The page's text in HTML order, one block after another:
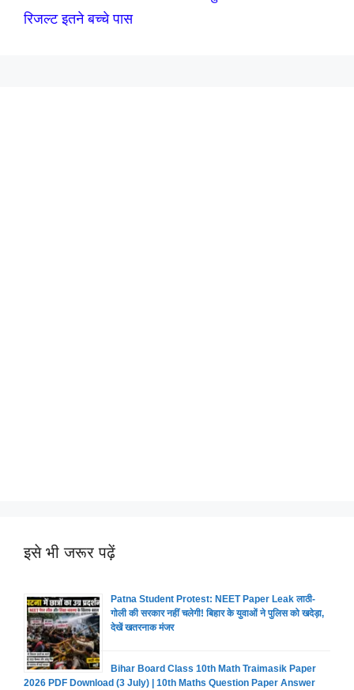
रिजल्ट इतने बच्चे पास
इसे भी जरूर पढ़ें
Patna Student Protest: NEET Paper Leak लाठी-
गोली की सरकार नहीं चलेगी! बिहार के युवाओं ने पुलिस को खदेड़ा,
देखें खतरनाक मंजर
Bihar Board Class 10th Math Traimasik Paper
2026 PDF Download (3 July) | 10th Maths Question Paper Answer